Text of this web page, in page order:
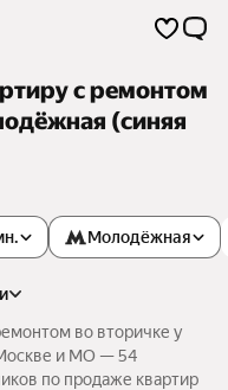
с ремонтом
(синяя
Молодёжная
во вторичке у
и МО — 54
по продаже квартир